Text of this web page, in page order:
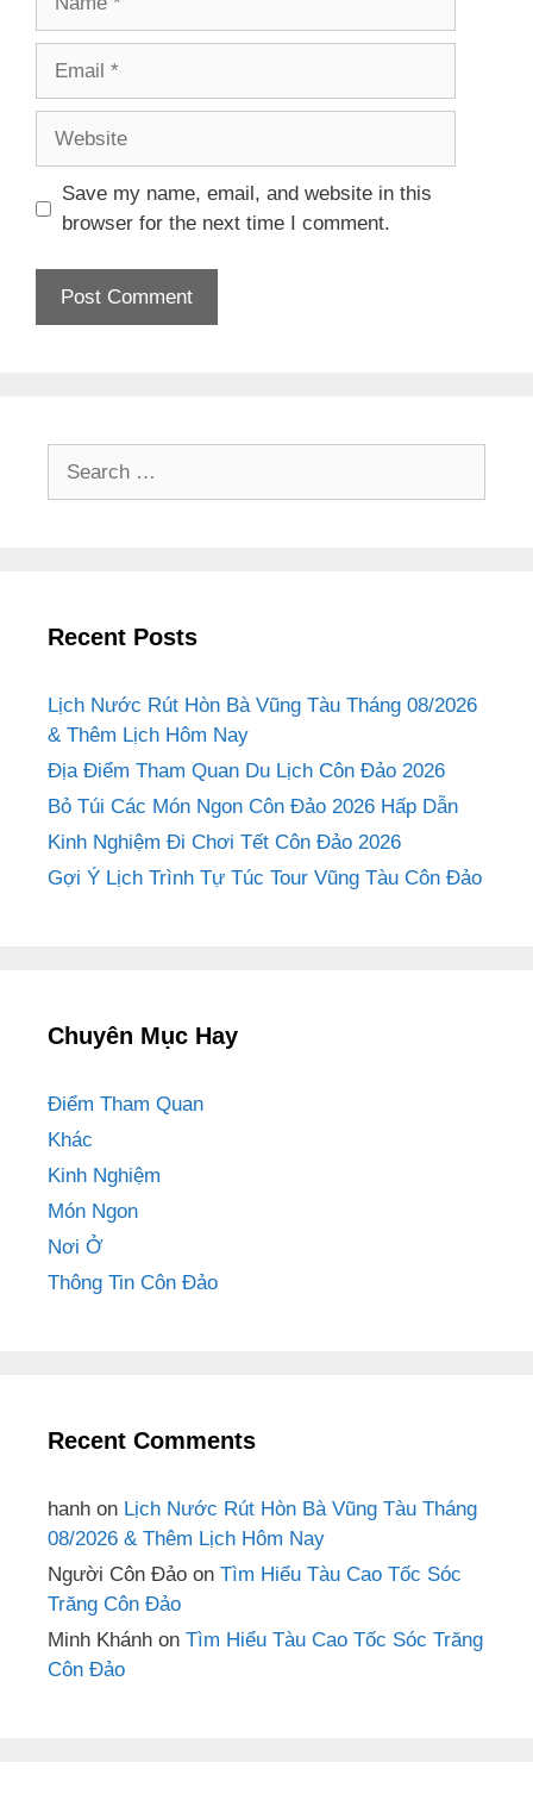
Save my name, email, and website in this
browser for the next time I comment.
Recent Posts
Lịch Nước Rút Hòn Bà Vũng Tàu Tháng 08/2026
& Thêm Lịch Hôm Nay
Địa Điểm Tham Quan Du Lịch Côn Đảo 2026
Bỏ Túi Các Món Ngon Côn Đảo 2026 Hấp Dẫn
Kinh Nghiệm Đi Chơi Tết Côn Đảo 2026
Gợi Ý Lịch Trình Tự Túc Tour Vũng Tàu Côn Đảo
Chuyên Mục Hay
Điểm Tham Quan
Khác
Kinh Nghiệm
Món Ngon
Nơi Ở
Thông Tin Côn Đảo
Recent Comments
hanh on Lịch Nước Rút Hòn Bà Vũng Tàu Tháng
08/2026 & Thêm Lịch Hôm Nay
Người Côn Đảo on Tìm Hiểu Tàu Cao Tốc Sóc
Trăng Côn Đảo
Minh Khánh on Tìm Hiểu Tàu Cao Tốc Sóc Trăng
Côn Đảo